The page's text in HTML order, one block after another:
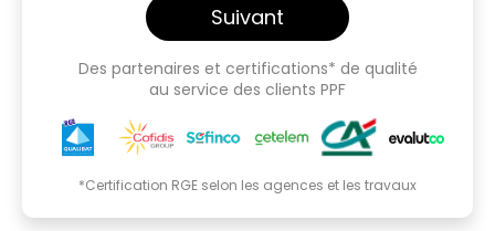
Suivant
Des partenaires et certifications* de qualité
au service des clients PPF
*Certification RGE selon les agences et les travaux